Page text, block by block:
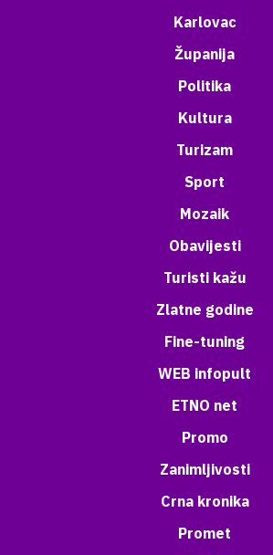
Karlovac
Županija
Politika
Kultura
Turizam
Sport
Mozaik
Obavijesti
Turisti kažu
Zlatne godine
Fine-tuning
WEB infopult
ETNO net
Promo
Zanimljivosti
Crna kronika
Promet